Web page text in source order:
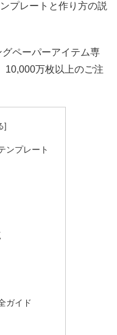
プレートと作り方の説
ペーパーアイテム専
10,000万枚以上のご注
ンプレート
ガイド